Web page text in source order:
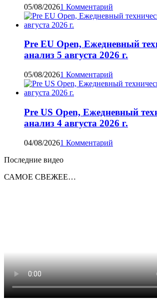
05/08/20261 Комментарий
Pre EU Open, Ежедневный
анализ 5 августа 2026 г.
05/08/20261 Комментарий
Pre US Open, Ежедневный
анализ 4 августа 2026 г.
04/08/20261 Комментарий
Последние видео
САМОЕ СВЕЖЕЕ…